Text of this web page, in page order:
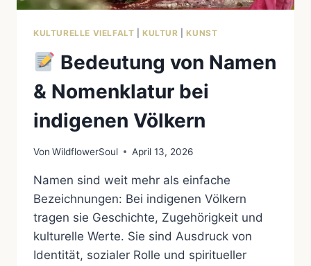
KULTURELLE VIELFALT |KULTUR |KUNST
Bedeutung von Namen
& Nomenklatur bei
indigenen Völkern
Von WildflowerSoul April 13, 2026
Namen sind weit mehr als einfache
Bezeichnungen: Bei indigenen Völkern
tragen sie Geschichte, Zugehörigkeit und
kulturelle Werte. Sie sind Ausdruck von
Identität, sozialer Rolle und spiritueller